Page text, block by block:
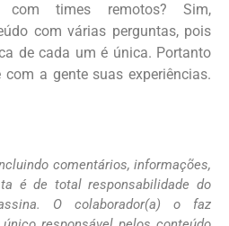
times remotos? Sim,
com várias perguntas, pois
de cada um é única. Portanto
a gente suas experiências.
comentários, informações,
é de total responsabilidade do
O colaborador(a) o faz